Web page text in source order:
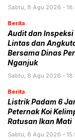
Sabtu, 8 Agu 2026 -
Berita
Audit dan
Lintas dan
Bersama Dinas
Nganjuk
Sabtu, 8 Agu 2026 -
Berita
Listrik Padam 6
Peternak Koi
Ratusan Ikan Mati
Sabtu, 8 Agu 2026 -